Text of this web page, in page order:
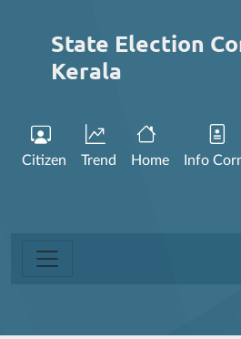
State Election
Kerala
Citizen Trend Home Info